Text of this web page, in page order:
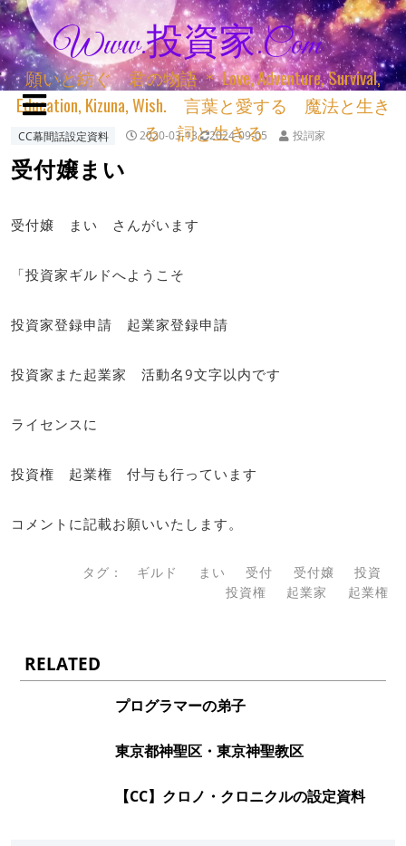
Www.投資家.com
願いと紡ぐ 君の物語 ＊ Love, Adventure, Survival,
Education, Kizuna, Wish. 言葉と愛する 魔法と生き
る 詞と生きる
CC幕間話設定資料 2020-03-13 2024-09-05 投詞家
受付嬢まい
受付嬢 まい さんがいます
「投資家ギルドへようこそ
投資家登録申請 起業家登録申請
投資家また起業家 活動名9文字以内です
ライセンスに
投資権 起業権 付与も行っています
コメントに記載お願いいたします。
タグ： ギルド まい 受付 受付嬢
投資
投資権
起業家 起業権
RELATED
プログラマーの弟子
東京都神聖区・東京神聖教区
【CC】クロノ・クロニクルの設定資料